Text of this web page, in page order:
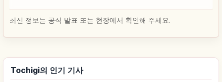
최신 정보는 공식 발표 또는 현장에서 확인해 주세요.
Tochigi의 인기 기사